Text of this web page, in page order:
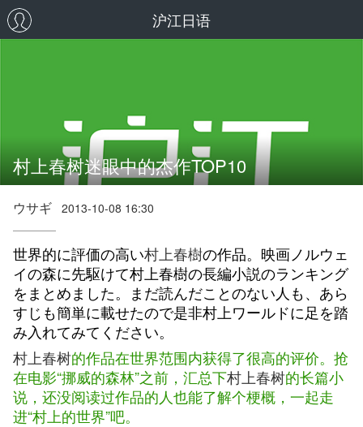
沪江日语
村上春树迷眼中的杰作TOP10
ウサギ 2013-10-08 16:30
世界的に評価の高い村上春樹の作品。映画ノルウェ
イの森に先駆けて村上春樹の長編小説のランキング
をまとめました。まだ読んだことのない人も、あら
すじも簡単に載せたので是非村上ワールドに足を踏
み入れてみてください。
村上春树的作品在世界范围内获得了很高的评价。抢
在电影“挪威的森林”之前，汇总下村上春树的长篇小
说，还没阅读过作品的人也能了解个梗概，一起走
进“村上的世界”吧。